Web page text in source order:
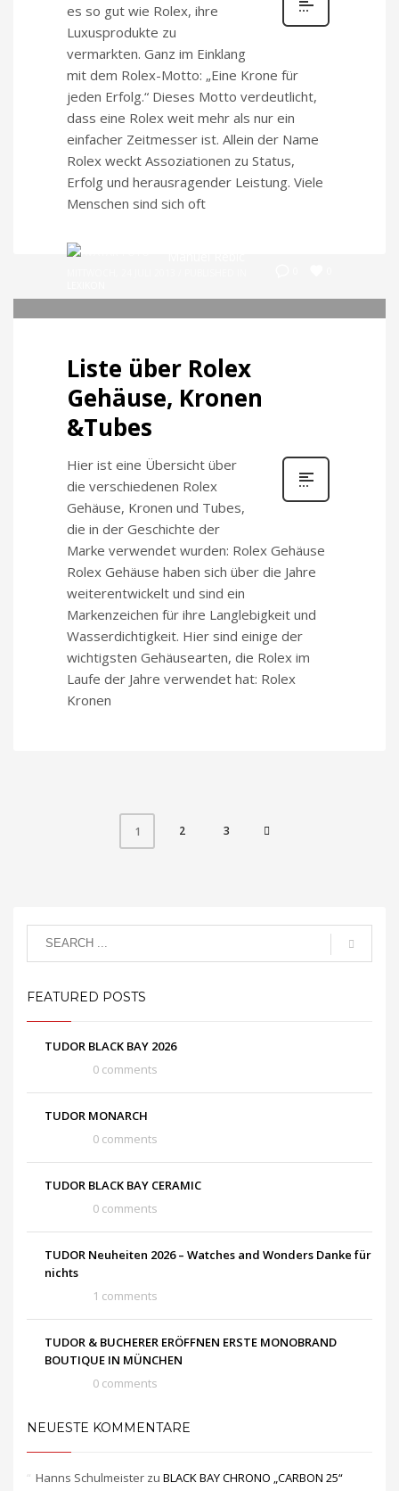
es so gut wie Rolex, ihre
Luxusprodukte zu
vermarkten. Ganz im Einklang
mit dem Rolex-Motto: „Eine Krone für
jeden Erfolg.“ Dieses Motto verdeutlicht,
dass eine Rolex weit mehr als nur ein
einfacher Zeitmesser ist. Allein der Name
Rolex weckt Assoziationen zu Status,
Erfolg und herausragender Leistung. Viele
Menschen sind sich oft
Liste über Rolex
Gehäuse, Kronen
&Tubes
Hier ist eine Übersicht über
die verschiedenen Rolex
Gehäuse, Kronen und Tubes,
die in der Geschichte der
Marke verwendet wurden: Rolex Gehäuse
Rolex Gehäuse haben sich über die Jahre
weiterentwickelt und sind ein
Markenzeichen für ihre Langlebigkeit und
Wasserdichtigkeit. Hier sind einige der
wichtigsten Gehäusearten, die Rolex im
Laufe der Jahre verwendet hat: Rolex
Kronen
1 2 3
FEATURED POSTS
TUDOR BLACK BAY 2026
0 comments
TUDOR MONARCH
0 comments
TUDOR BLACK BAY CERAMIC
0 comments
TUDOR Neuheiten 2026 – Watches and Wonders Danke für
nichts
1 comments
TUDOR & BUCHERER ERÖFFNEN ERSTE MONOBRAND
BOUTIQUE IN MÜNCHEN
0 comments
NEUESTE KOMMENTARE
Hanns Schulmeister zu BLACK BAY CHRONO „CARBON 25“